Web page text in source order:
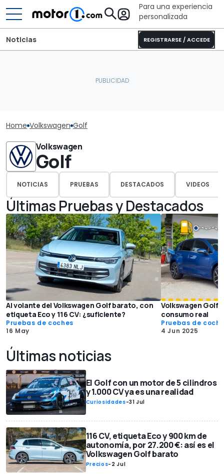
Para una experiencia
personalizada
REGISTRARSE / ACCEDE
Noticias
Home Volkswagen Golf
Volkswagen
Golf
NOTICIAS PRUEBAS DESTACADOS VIDEOS
Últimas Pruebas y Destacados
Al volante del Volkswagen Golf barato, con
etiqueta Eco y 116 CV: ¿suficiente?
Pruebas de coches
16 May
Volkswagen Golf
consumo real
Pruebas de
4 Jun 2025
Últimas noticias
El Golf con un motor de 5 cilindros
y 1.000 CV ya es una realidad
Curiosidades-31 Jul
116 CV, etiqueta Eco y 900 km de
autonomía, por 27.200 €: así es el
Volkswagen Golf barato
Precios- 2 Jul